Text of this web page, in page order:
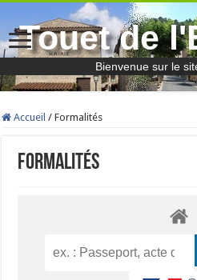
Touet de
Bienvenue sur le
Accueil / Formalités
Formalités